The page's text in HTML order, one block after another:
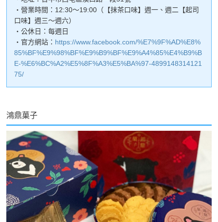
・營業時間：12:30～19:00（【抹茶口味】週一、週二【起司
口味】週三～週六）
・公休日：每週日
・官方網站： https://www.facebook.com/%E7%9F%AD%E8%
85%BF%E9%98%BF%E9%B9%BF%E9%A4%85%E4%B9%B
E-%E6%BC%A2%E5%8F%A3%E5%BA%97-4899148314121
75/
鴻鼎菓子